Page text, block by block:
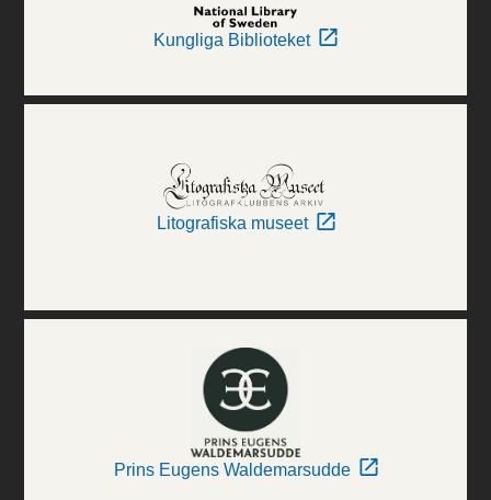
Kungliga Biblioteket
Litografiska museet
Prins Eugens Waldemarsudde